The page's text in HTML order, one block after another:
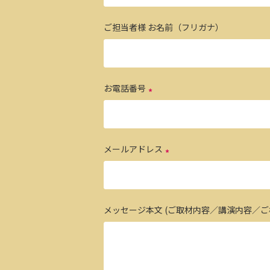
ご担当者様 お名前（フリガナ）
お電話番号
メールアドレス
メッセージ本文 (ご取材内容／講演内容／